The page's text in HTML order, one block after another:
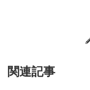
関連記事